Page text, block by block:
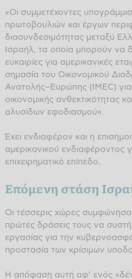
«Οι συμμετέχοντες
πρωτοβουλιών και έργων
διασυνδεσιμότητας μεταξύ
Ισραήλ, τα οποία μπορούν να
ευκαιρίες για αμερικανικές
σημασία του Οικονομικού
Ανατολής–Ευρώπης (IMEC) για
οικονομικής ανθεκτικότητας
αλυσίδων εφοδιασμού».
Έχει ενδιαφέρον και η
αμερικανικού ενδιαφέροντος
επιχειρηματικό επίπεδο.
Επόμενη στάση
Οι τέσσερις χώρες
πρώτες δράσεις τους να
εργασίας για την
προστασία των κρίσιμων
Η απόφαση αυτή αφ’ ενός